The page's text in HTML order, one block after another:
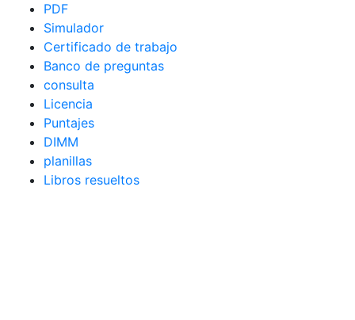
PDF
Simulador
Certificado de trabajo
Banco de preguntas
consulta
Licencia
Puntajes
DIMM
planillas
Libros resueltos